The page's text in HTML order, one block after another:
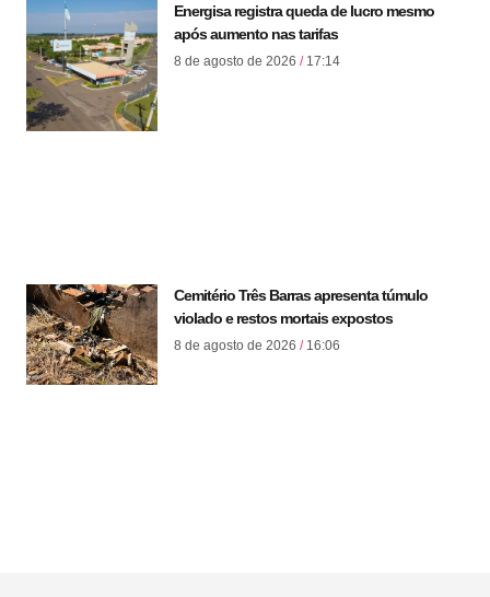
Energisa registra queda de lucro mesmo
após aumento nas tarifas
8 de agosto de 2026 17:14
Cemitério Três Barras apresenta túmulo
violado e restos mortais expostos
8 de agosto de 2026 16:06